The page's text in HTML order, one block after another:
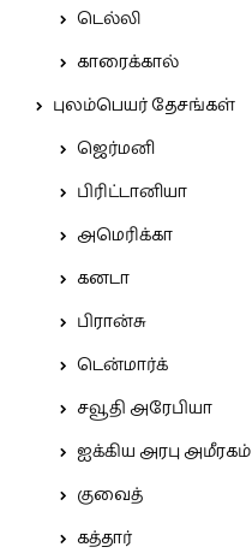
டெல்லி
காரைக்கால்
புலம்பெயர் தேசங்கள்
ஜெர்மனி
பிரிட்டானியா
அமெரிக்கா
கனடா
பிரான்சு
டென்மார்க்
சவூதி அரேபியா
ஐக்கிய அரபு அமீரகம்
குவைத்
கத்தார்